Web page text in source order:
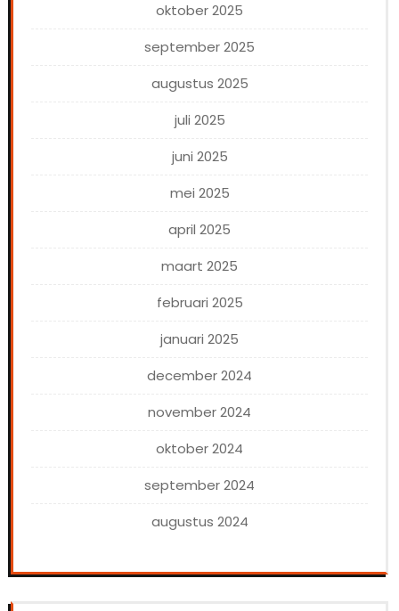
oktober 2025
september 2025
augustus 2025
juli 2025
juni 2025
mei 2025
april 2025
maart 2025
februari 2025
januari 2025
december 2024
november 2024
oktober 2024
september 2024
augustus 2024